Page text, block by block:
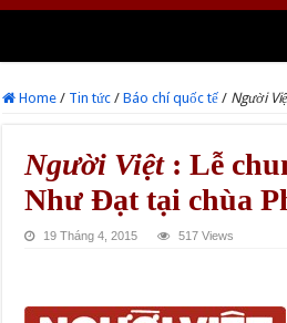
Home / Tin tức / Báo chí quốc tế / Người
Người Việt : Lễ
Như Đạt tại chùa
19 Tháng 4, 2015 517 Views